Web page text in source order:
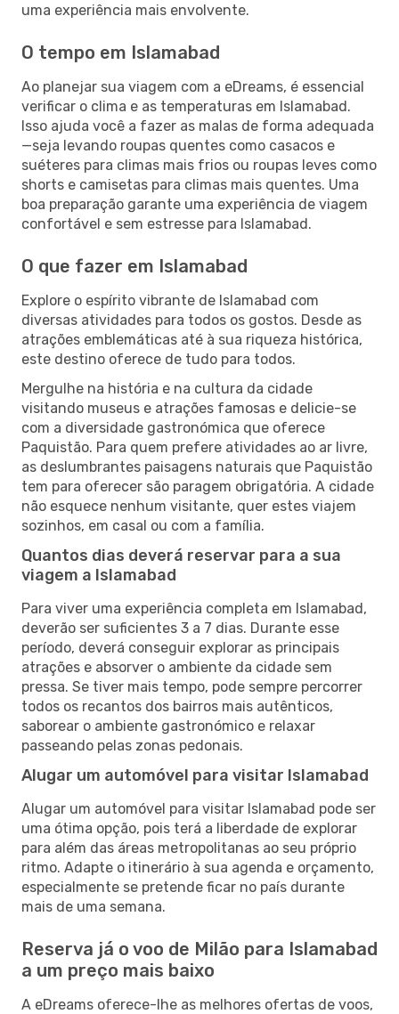
uma experiência mais envolvente.
O tempo em Islamabad
Ao planejar sua viagem com a eDreams, é essencial
verificar o clima e as temperaturas em Islamabad.
Isso ajuda você a fazer as malas de forma adequada
—seja levando roupas quentes como casacos e
suéteres para climas mais frios ou roupas leves como
shorts e camisetas para climas mais quentes. Uma
boa preparação garante uma experiência de viagem
confortável e sem estresse para Islamabad.
O que fazer em Islamabad
Explore o espírito vibrante de Islamabad com
diversas atividades para todos os gostos. Desde as
atrações emblemáticas até à sua riqueza histórica,
este destino oferece de tudo para todos.
Mergulhe na história e na cultura da cidade
visitando museus e atrações famosas e delicie-se
com a diversidade gastronómica que oferece
Paquistão. Para quem prefere atividades ao ar livre,
as deslumbrantes paisagens naturais que Paquistão
tem para oferecer são paragem obrigatória. A cidade
não esquece nenhum visitante, quer estes viajem
sozinhos, em casal ou com a família.
Quantos dias deverá reservar para a sua
viagem a Islamabad
Para viver uma experiência completa em Islamabad,
deverão ser suficientes 3 a 7 dias. Durante esse
período, deverá conseguir explorar as principais
atrações e absorver o ambiente da cidade sem
pressa. Se tiver mais tempo, pode sempre percorrer
todos os recantos dos bairros mais autênticos,
saborear o ambiente gastronómico e relaxar
passeando pelas zonas pedonais.
Alugar um automóvel para visitar Islamabad
Alugar um automóvel para visitar Islamabad pode ser
uma ótima opção, pois terá a liberdade de explorar
para além das áreas metropolitanas ao seu próprio
ritmo. Adapte o itinerário à sua agenda e orçamento,
especialmente se pretende ficar no país durante
mais de uma semana.
Reserva já o voo de Milão para Islamabad
a um preço mais baixo
A eDreams oferece-lhe as melhores ofertas de voos,